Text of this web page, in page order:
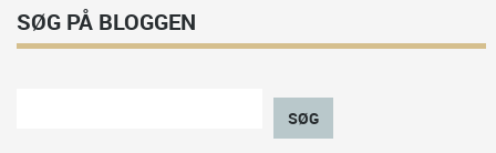
SØG PÅ BLOGGEN
SØG